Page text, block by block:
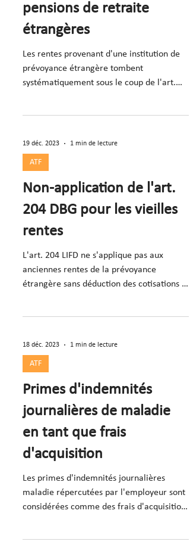
pensions de retraite
étrangères
Les rentes provenant d'une institution de
prévoyance étrangère tombent
systématiquement sous le coup de l'art.
19 déc. 2023 1 min de lecture
ATF
Non-application de l'art.
204 DBG pour les vieilles
rentes
L'art. 204 LIFD ne s'applique pas aux
anciennes rentes de la prévoyance
étrangère sans déduction des cotisations ;
18 déc. 2023 1 min de lecture
ATF
Primes d'indemnités
journalières de maladie
en tant que frais
d'acquisition
Les primes d'indemnités journalières
maladie répercutées par l'employeur sont
considérées comme des frais d'acquisition